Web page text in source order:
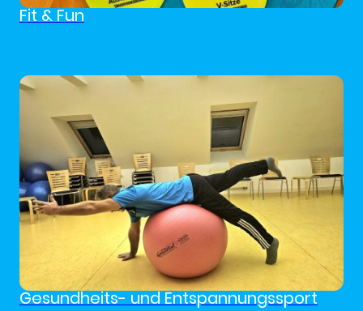
Fit & Fun
Gesundheits- und Entspannungssport